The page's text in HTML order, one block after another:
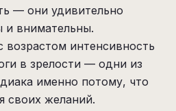
— они удивительно
и внимательны.
возрастом интенсивность
в зрелости — одни из
именно потому, что
своих желаний.